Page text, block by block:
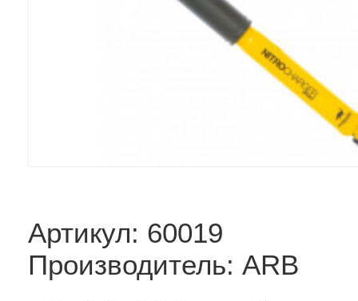
Артикул: 60019
Производитель: ARB